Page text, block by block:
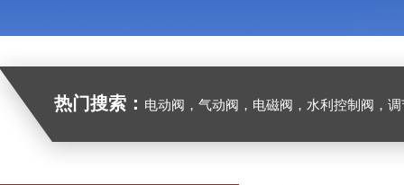
热门搜索： 电动阀，气动阀，电磁阀，水利控制阀，调节